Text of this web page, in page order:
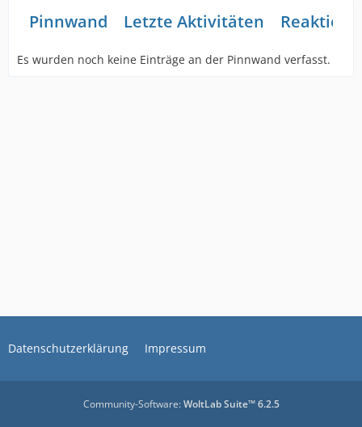
Pinnwand Letzte Aktivitäten
Es wurden noch keine Einträge an der Pinnwand verfasst.
Datenschutzerklärung Impressum
Community-Software:WoltLab Suite™ 6.2.5